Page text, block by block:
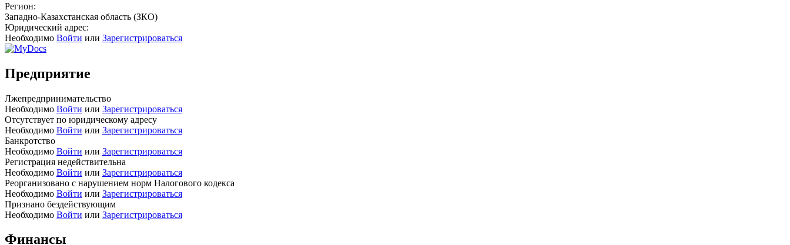
Регион:
Западно-Казахстанская область (ЗКО)
Юридический адрес:
Необходимо Войти или Зарегистрироваться
Предприятие
Лжепредпринимательство
Необходимо Войти или Зарегистрироваться
Отсутствует по юридическому адресу
Необходимо Войти или Зарегистрироваться
Банкротство
Необходимо Войти или Зарегистрироваться
Регистрация недействительна
Необходимо Войти или Зарегистрироваться
Реорганизовано с нарушением норм Налогового кодекса
Необходимо Войти или Зарегистрироваться
Признано бездействующим
Необходимо Войти или Зарегистрироваться
Финансы